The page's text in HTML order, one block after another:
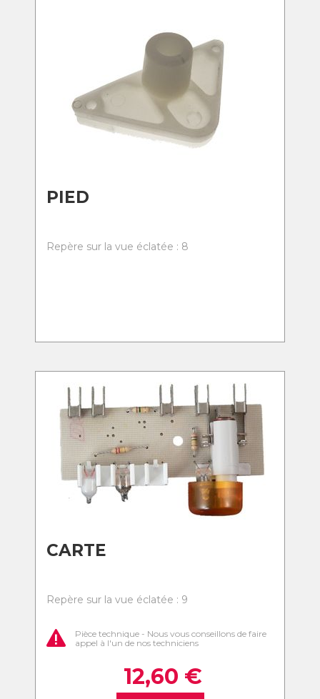
PIED
Repère sur la vue éclatée : 8
CARTE
Repère sur la vue éclatée : 9
Pièce technique - Nous vous conseillons de faire
appel à l'un de nos techniciens
12,60 €